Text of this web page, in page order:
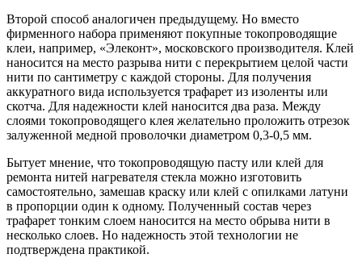
Второй способ аналогичен предыдущему. Но вместо
фирменного набора применяют покупные токопроводящие
клеи, например, «Элеконт», московского производителя. Клей
наносится на место разрыва нити с перекрытием целой части
нити по сантиметру с каждой стороны. Для получения
аккуратного вида используется трафарет из изоленты или
скотча. Для надежности клей наносится два раза. Между
слоями токопроводящего клея желательно проложить отрезок
залуженной медной проволочки диаметром 0,3-0,5 мм.
Бытует мнение, что токопроводящую пасту или клей для
ремонта нитей нагревателя стекла можно изготовить
самостоятельно, замешав краску или клей с опилками латуни
в пропорции один к одному. Полученный состав через
трафарет тонким слоем наносится на место обрыва нити в
несколько слоев. Но надежность этой технологии не
подтверждена практикой.